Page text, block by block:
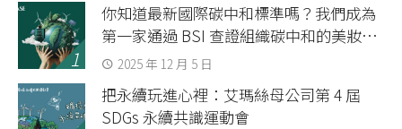
你知道最新國際碳中和標準嗎？我們成為
第一家通過 BSI 查證組織碳中和的美妝品
牌 2025 年 12 月 5 日
把永續玩進心裡：艾瑪絲母公司第 4 屆
SDGs 永續共識運動會